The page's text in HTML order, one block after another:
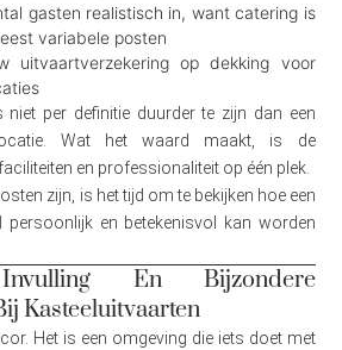
gasten realistisch in, want catering is
variabele posten
uitvaartverzekering op dekking voor
niet per definitie duurder te zijn dan een
Wat het waard maakt, is de
en professionaliteit op één plek.
zijn, is het tijd om te bekijken hoe een
persoonlijk en betekenisvol kan worden
En Bijzondere
Kasteeluitvaarten
Het is een omgeving die iets doet met